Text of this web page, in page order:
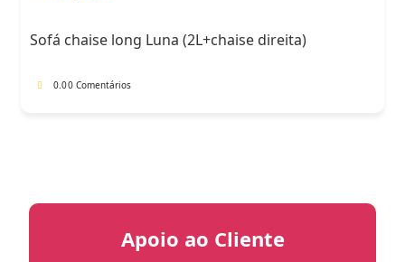
1
1
Sofá chaise long Luna (2L+chaise direita)
0.00 Comentários
Apoio ao Cliente